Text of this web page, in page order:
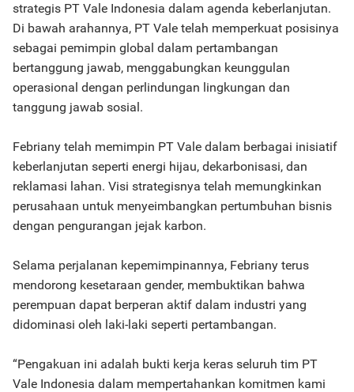
strategis PT Vale Indonesia dalam agenda keberlanjutan.
Di bawah arahannya, PT Vale telah memperkuat posisinya
sebagai pemimpin global dalam pertambangan
bertanggung jawab, menggabungkan keunggulan
operasional dengan perlindungan lingkungan dan
tanggung jawab sosial.
Febriany telah memimpin PT Vale dalam berbagai inisiatif
keberlanjutan seperti energi hijau, dekarbonisasi, dan
reklamasi lahan. Visi strategisnya telah memungkinkan
perusahaan untuk menyeimbangkan pertumbuhan bisnis
dengan pengurangan jejak karbon.
Selama perjalanan kepemimpinannya, Febriany terus
mendorong kesetaraan gender, membuktikan bahwa
perempuan dapat berperan aktif dalam industri yang
didominasi oleh laki-laki seperti pertambangan.
“Pengakuan ini adalah bukti kerja keras seluruh tim PT
Vale Indonesia dalam mempertahankan komitmen kami